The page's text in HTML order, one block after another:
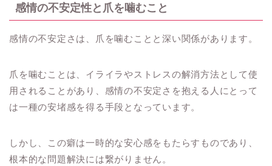
感情の不安定性と爪を噛むこと
感情の不安定さは、爪を噛むことと深い関係があります。
爪を噛むことは、イライラやストレスの解消方法として使
用されることがあり、感情の不安定さを抱える人にとって
は一種の安堵感を得る手段となっています。
しかし、この癖は一時的な安心感をもたらすものであり、
根本的な問題解決には繋がりません。